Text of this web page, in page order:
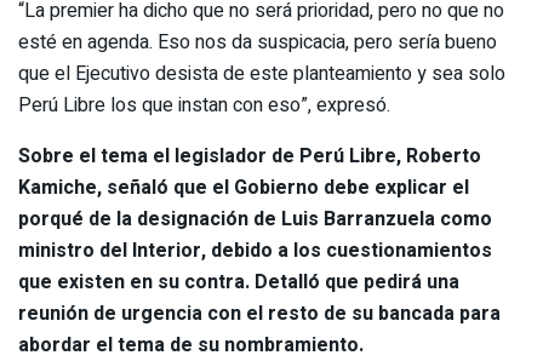
“La premier ha dicho que no será prioridad, pero no que no
esté en agenda. Eso nos da suspicacia, pero sería bueno
que el Ejecutivo desista de este planteamiento y sea solo
Perú Libre los que instan con eso”, expresó.
Sobre el tema el legislador de Perú Libre, Roberto
Kamiche, señaló que el Gobierno debe explicar el
porqué de la designación de Luis Barranzuela como
ministro del Interior, debido a los cuestionamientos
que existen en su contra. Detalló que pedirá una
reunión de urgencia con el resto de su bancada para
abordar el tema de su nombramiento.